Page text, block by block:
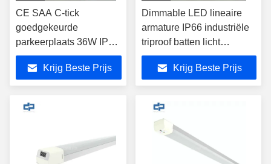
CE SAA C-tick
goedgekeurde
parkeerplaats 36W IP66
industriële LED-balken
1200mm Waterdicht
lineair led licht magazijn
lichtstuk Oppervlakte
balken licht gemakkelijk
onderhoud
Krijg Beste Prijs
Dimmable LED lineaire
armature IP66 industriële
triproof batten licht
Oppervlakte Mount
dampdicht Lineaire LED
licht Fitting Makkelijk
project LED armaturen
Krijg Beste Prijs